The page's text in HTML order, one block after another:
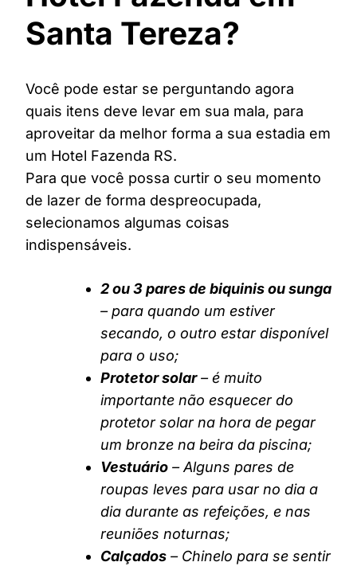
Santa Tereza?
Você pode estar se perguntando agora
quais itens deve levar em sua mala, para
aproveitar da melhor forma a sua estadia em
um Hotel Fazenda RS.
Para que você possa curtir o seu momento
de lazer de forma despreocupada,
selecionamos algumas coisas
indispensáveis.
2 ou 3 pares de biquinis ou sunga
– para quando um estiver
secando, o outro estar disponível
para o uso;
Protetor solar– é muito
importante não esquecer do
protetor solar na hora de pegar
um bronze na beira da piscina;
Vestuário – Alguns pares de
roupas leves para usar no dia a
dia durante as refeições, e nas
reuniões noturnas;
Calçados – Chinelo para se sentir